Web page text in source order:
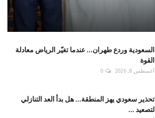
السعودية وردع طهران... عندما تغيّر الرياض معادلة
القوة
أغسطس 8, 2026 0
تحذير سعودي يهز المنطقة... هل بدأ العد التنازلي
لتصعيد ...